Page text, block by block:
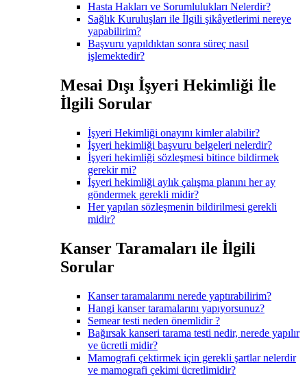
Hasta Hakları ve Sorumlulukları Nelerdir?
Sağlık Kuruluşları ile İlgili şikâyetlerimi nereye
yapabilirim?
Başvuru yapıldıktan sonra süreç nasıl
işlemektedir?
Mesai Dışı İşyeri Hekimliği İle
İlgili Sorular
İşyeri Hekimliği onayını kimler alabilir?
İşyeri hekimliği başvuru belgeleri nelerdir?
İşyeri hekimliği sözleşmesi bitince bildirmek
gerekir mi?
İşyeri hekimliği aylık çalışma planını her ay
göndermek gerekli midir?
Her yapılan sözleşmenin bildirilmesi gerekli
midir?
Kanser Taramaları ile İlgili
Sorular
Kanser taramalarımı nerede yaptırabilirim?
Hangi kanser taramalarını yapıyorsunuz?
Semear testi neden önemlidir ?
Bağırsak kanseri tarama testi nedir, nerede yapılır
ve ücretli midir?
Mamografi çektirmek için gerekli şartlar nelerdir
ve mamografi çekimi ücretlimidir?